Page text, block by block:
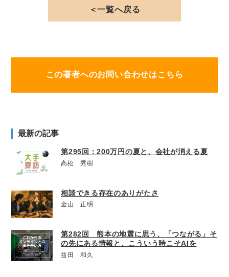
＜一覧へ戻る
この著者へのお問い合わせはこちら
最新の記事
第295回：200万円の夏と、会社が消える夏
高松 秀樹
相談できる存在のありがたさ
金山 正明
第282回 熊本の地震に思う、「つながる」そ
の先にある情報と、こういう時こそAIを
益田 和久